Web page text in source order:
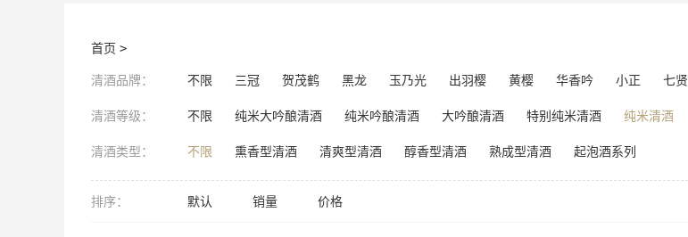
首页 >
清酒品牌： 不限 三冠 贺茂鹤 黑龙 玉乃光 出羽樱 黄樱 华香吟 小正 七贤
清酒等级： 不限 纯米大吟酿清酒 纯米吟酿清酒 大吟酿清酒 特别纯米清酒 纯米清酒
清酒类型： 不限 熏香型清酒 清爽型清酒 醇香型清酒 熟成型清酒 起泡酒系列
排序： 默认 销量 价格